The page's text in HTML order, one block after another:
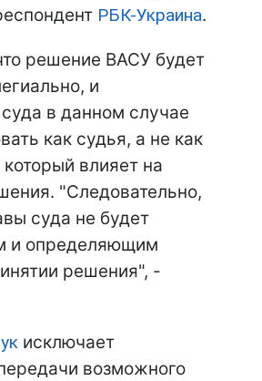
РБК-Украина.
решение ВАСУ будет
и
в данном случае
как судья, а не как
влияет на
"Следовательно,
суда не будет
и определяющим
решения", -
исключает
возможного